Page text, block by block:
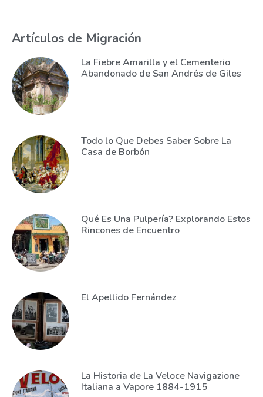
Artículos de Migración
La Fiebre Amarilla y el Cementerio
Abandonado de San Andrés de Giles
Todo lo Que Debes Saber Sobre La
Casa de Borbón
Qué Es Una Pulpería? Explorando Estos
Rincones de Encuentro
El Apellido Fernández
La Historia de La Veloce Navigazione
Italiana a Vapore 1884-1915